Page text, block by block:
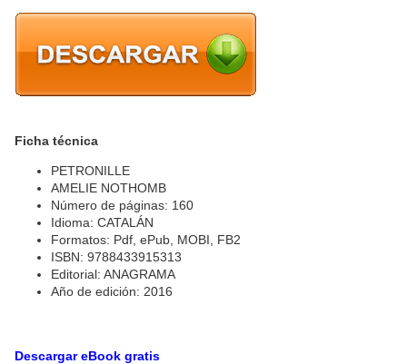
Ficha técnica
PETRONILLE
AMELIE NOTHOMB
Número de páginas: 160
Idioma: CATALÁN
Formatos: Pdf, ePub, MOBI, FB2
ISBN: 9788433915313
Editorial: ANAGRAMA
Año de edición: 2016
Descargar eBook gratis